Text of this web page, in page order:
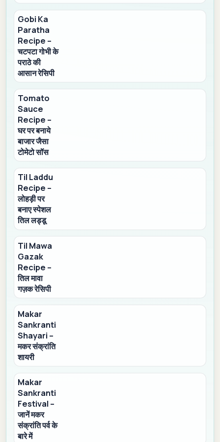
Gobi Ka
Paratha
Recipe –
चटपटा गोभी के
पराठे की
आसान रेसिपी
Tomato
Sauce
Recipe –
घर पर बनाये
बाजार जैसा
टोमेटो सॉस
Til Laddu
Recipe –
लोहड़ी पर
बनाए स्पेशल
तिल लड्डू
Til Mawa
Gazak
Recipe –
तिल मावा
गज़क रेसिपी
Makar
Sankranti
Shayari –
मकर संक्रांति
शायरी
Makar
Sankranti
Festival –
जानें मकर
संक्रांति पर्व के
बारे में